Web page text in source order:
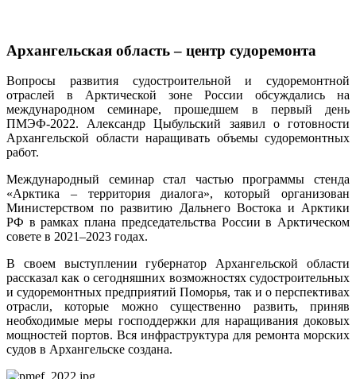
Архангельская область – центр судоремонта
Вопросы развития судостроительной и судоремонтной
отраслей в Арктической зоне России обсуждались на
международном семинаре, прошедшем в первый день
ПМЭФ-2022. Александр Цыбульский заявил о готовности
Архангельской области наращивать объемы судоремонтных
работ.
Международный семинар стал частью программы стенда
«Арктика – территория диалога», который организован
Министерством по развитию Дальнего Востока и Арктики
РФ в рамках плана председательства России в Арктическом
совете в 2021–2023 годах.
В своем выступлении губернатор Архангельской области
рассказал как о сегодняшних возможностях судостроительных
и судоремонтных предприятий Поморья, так и о перспективах
отрасли, которые можно существенно развить, приняв
необходимые меры господдержки для наращивания доковых
мощностей портов. Вся инфраструктура для ремонта морских
судов в Архангельске создана.